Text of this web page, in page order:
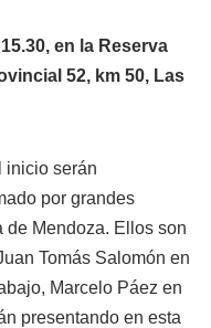
en la Reserva
52, km 50, Las
inicio serán
por grandes
de Mendoza. Ellos son
Tomás Salomón en
Marcelo Páez en
presentando en esta